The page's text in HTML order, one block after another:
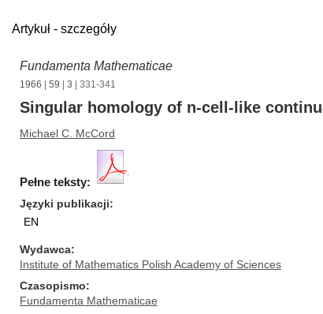
Artykuł - szczegóły
Fundamenta Mathematicae
1966 59 3 | 331-341
Singular homology of n-cell-like
Michael C. McCord
Pełne teksty:
Języki publikacji
EN
Wydawca
Institute of Mathematics Polish Academy of Sciences
Czasopismo
Fundamenta Mathematicae